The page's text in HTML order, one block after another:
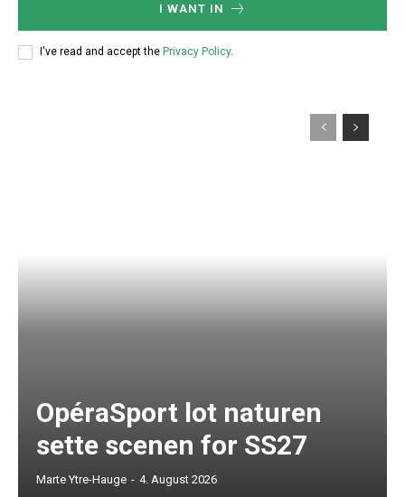
I WANT IN
I've read and accept the Privacy Policy.
OpéraSport lot naturen
sette scenen for SS27
Marte Ytre-Hauge - 4. August 2026